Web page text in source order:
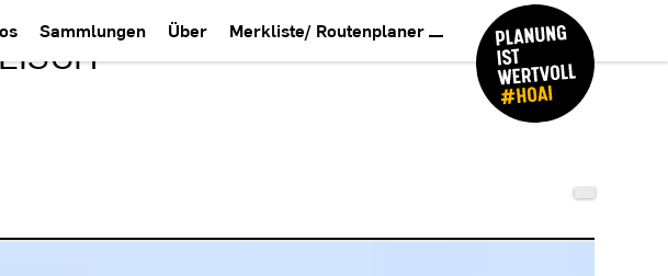
Sammlungen Über Merkliste/ Routenplaner